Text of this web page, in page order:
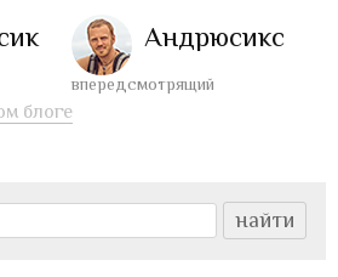
Андрюсикс
впередсмотрящий
блоге